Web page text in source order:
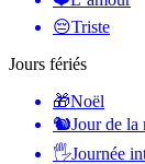
😔Triste
Jours fériés
🎁Noël
🐿Jour de la
🖐Journée